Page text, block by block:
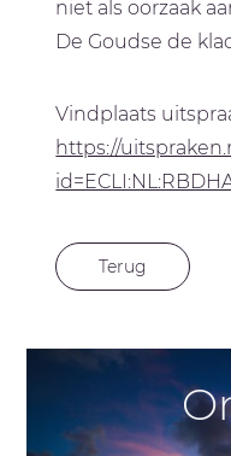
niet als oorzaak
De Goudse de
Vindplaats
https://
Terug